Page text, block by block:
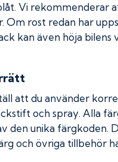
Vi rekommenderar
Om rost redan har
kan även höja
att du använder
och spray. Alla
den unika färgkoden.
och övriga tillbehör